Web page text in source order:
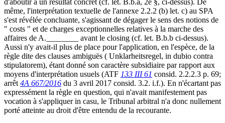
même, l'interprétation textuelle de l'annexe 2.2.2 (b) let. c) au SPA
s'est révélée concluante, s'agissant de dégager le sens des notions de
" costs " et de charges exceptionnelles relatives à la marche des
affaires de A.________ avant le closing (cf. let. B.b.b ci-dessus).
Aussi n'y avait-il plus de place pour l'application, en l'espèce, de la
règle dite des clauses ambiguës ( Unklarheitsregel, in dubio contra
stipulatorem), étant donné son caractère subsidiaire par rapport aux
moyens d'interprétation usuels (ATF 133 III 61 consid. 2.2.2.3 p. 69;
arrêt 4A 667/2016 du 3 avril 2017 consid. 3.2. i.f.). En n'écartant pas
expressément la règle en question, qui n'avait manifestement pas
vocation à s'appliquer in casu, le Tribunal arbitral n'a donc nullement
porté atteinte au droit d'être entendu de la recourante.